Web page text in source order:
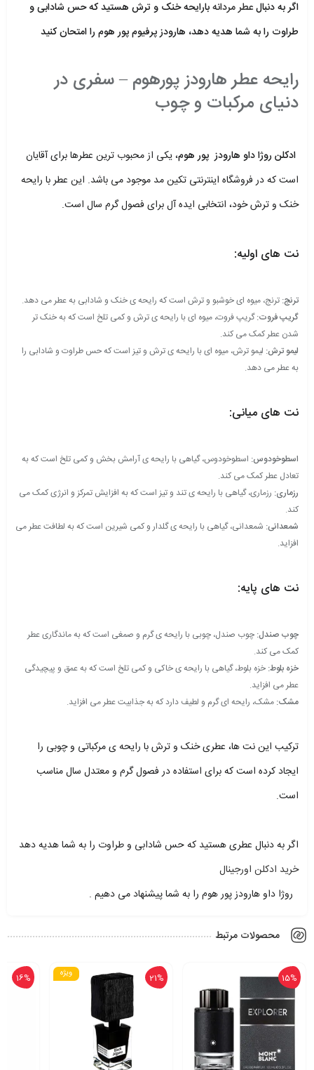
اگر به دنبالعطر مردانهبارایحه خنک و ترش هستید که حس شادابی و
طراوت را به شما هدیه دهد، هارودز پرفیوم پور هوم را امتحان کنید
رایحه عطر هارودز پورهوم – سفری در
دنیای مرکبات و چوب
ادکلن روژا داو هارودز پور هوم، یکی از محبوب ترین عطرها برای آقایان
است که در فروشگاه اینترنتی تکین مد موجود می باشد. این عطر با رایحه
خنک و ترش خود، انتخابی ایده آل برای فصول گرم سال است.
نت های اولیه:
ترنج: ترنج، میوه ای خوشبو و ترش است که رایحه ی خنک و شادابی به عطر می دهد.
گریپ فروت:گریپ فروت، میوه ای با رایحه ی ترش و کمی تلخ است که به خنک تر
شدن عطر کمک می کند.
لیمو ترش: لیمو ترش، میوه ای با رایحه ی ترش و تیز است که حس طراوت و شادابی را
به عطر می دهد.
نت های میانی:
اسطوخودوس: اسطوخودوس، گیاهی با رایحه ی آرامش بخش و کمی تلخ است که به
تعادل عطر کمک می کند.
رزماری: رزماری، گیاهی با رایحه ی تند و تیز است که به افزایش تمرکز و انرژی کمک می
کند.
شمعدانی: شمعدانی، گیاهی با رایحه ی گلدار و کمی شیرین است که به لطافت عطر می
افزاید.
نت های پایه:
چوب صندل: چوب صندل، چوبی با رایحه ی گرم و صمغی است که به ماندگاری عطر
کمک می کند.
خزه بلوط: خزه بلوط، گیاهی با رایحه ی خاکی و کمی تلخ است که به عمق و پیچیدگی
عطر می افزاید.
مشک: مشک، رایحه ای گرم و لطیف دارد که به جذابیت عطر می افزاید.
ترکیب این نت ها، عطری خنک و ترش با رایحه ی مرکباتی و چوبی را
ایجاد کرده است که برای استفاده در فصول گرم و معتدل سال مناسب
است.
اگر به دنبال عطری هستید که حس شادابی و طراوت را به شما هدیه دهد
خرید ادکلن اورجینال
روژا داو هارودز پور هوم را به شما پیشنهاد می دهیم .
محصولات مرتبط
15% ویژه 21%
16%